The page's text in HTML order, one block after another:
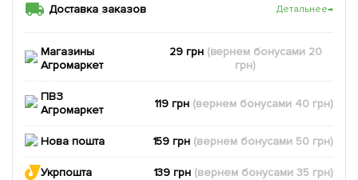
Доставка заказов Детальнее→
Магазины
Агромаркет
29 грн (вернем бонусами 20
грн)
ПВЗ
Агромаркет
119 грн (вернем бонусами 40 грн)
Нова пошта 159 грн (вернем бонусами 50 грн)
Укрпошта 139 грн (вернем бонусами35 грн)